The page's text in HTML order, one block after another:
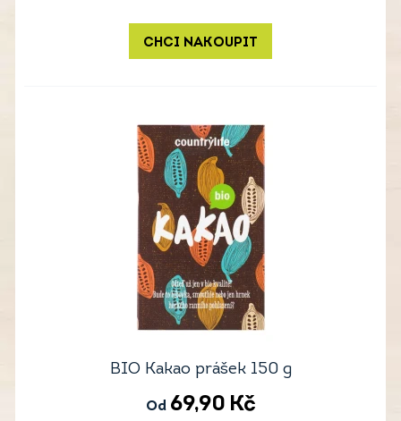
CHCI NAKOUPIT
BIO Kakao prášek 150 g
Od 69,90 Kč